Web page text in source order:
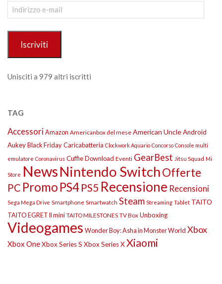
Indirizzo
e-
Iscriviti
Unisciti a 979 altri iscritti
TAG
AccessoriAmazon Americanbox del mese American UncleAndroid
AukeyBlack FridayCaricabatteria Clockwork Aquario Concorso Console multi
emulatore Coronavirus CuffieDownload Eventi GearBest Jitsu Squad Mi
Store NewsNintendo SwitchOfferte
PC Promo PS4PS5 Recensione Recensioni
Sega Mega Drive Smartphone Smartwatch Steam Streaming Tablet TAITO
TAITO EGRET II mini TAITO MILESTONES TV Box Unboxing
Videogames Wonder Boy: Asha in Monster World Xbox
Xbox OneXbox Series S Xbox Series XXiaomi